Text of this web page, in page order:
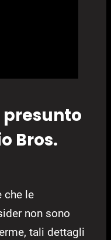
presunto
Bros.
che le
non sono
tali dettagli